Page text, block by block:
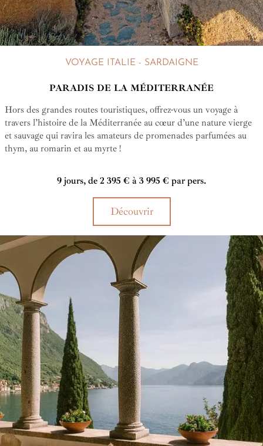
VOYAGE ITALIE - SARDAIGNE
PARADIS DE LA MÉDITERRANÉE
Hors des grandes routes touristiques, offrez-vous un voyage à
travers l’histoire de la Méditerranée au cœur d’une nature vierge
et sauvage qui ravira les amateurs de promenades parfumées au
thym, au romarin et au myrte !
9 jours, de 2 395 € à 3 995 € par pers.
Découvrir